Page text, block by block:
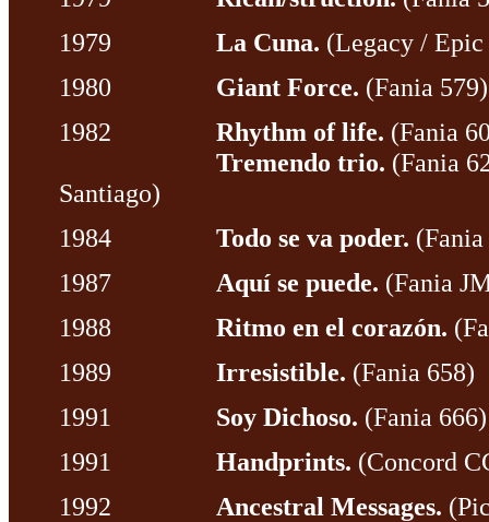
1979 La Cuna. (Legacy / Epic
1980 Giant Force. (Fania 579)
1982 Rhythm of life. (Fania
Tremendo trio. (Fania
Santiago)
1984 Todo se va poder.
1987 Aquí se puede. (Fania
1988 Ritmo en el corazón.
1989 Irresistible. (Fania 658)
1991 Soy Dichoso. (Fania 666)
1991 Handprints. (Concord
1992 Ancestral Messages.